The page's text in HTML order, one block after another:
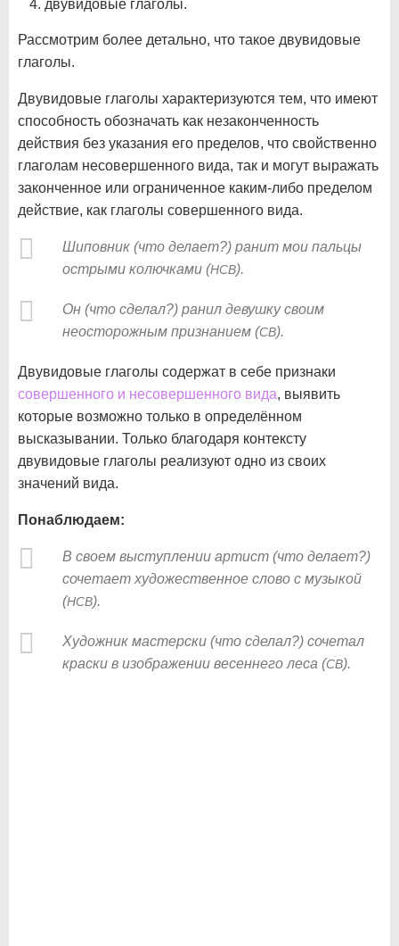
двувидовые глаголы.
Рассмотрим более детально, что такое двувидовые
глаголы.
Двувидовые глаголы характеризуются тем, что имеют
способность обозначать как незаконченность
действия без указания его пределов, что свойственно
глаголам несовершенного вида, так и могут выражать
законченное или ограниченное каким-либо пределом
действие, как глаголы совершенного вида.
Шиповник (что делает?) ранит мои пальцы
острыми колючками (НСВ).
Он (что сделал?) ранил девушку своим
неосторожным признанием (СВ).
Двувидовые глаголы содержат в себе признаки
совершенного и несовершенного вида, выявить
которые возможно только в определённом
высказывании. Только благодаря контексту
двувидовые глаголы реализуют одно из своих
значений вида.
Понаблюдаем:
В своем выступлении артист (что делает?)
сочетает художественное слово с музыкой
(НСВ).
Художник мастерски (что сделал?) сочетал
краски в изображении весеннего леса (СВ).